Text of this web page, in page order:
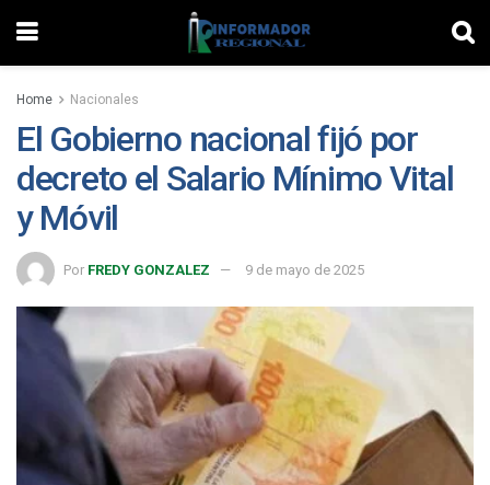
Home Nacionales
El Gobierno nacional fijó por
decreto el Salario Mínimo Vital
y Móvil
Por FREDY GONZALEZ 9 de mayo de 2025